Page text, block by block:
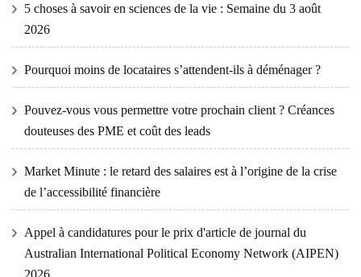
5 choses à savoir en sciences de la vie : Semaine du 3 août
2026
Pourquoi moins de locataires s’attendent-ils à déménager ?
Pouvez-vous vous permettre votre prochain client ? Créances
douteuses des PME et coût des leads
Market Minute : le retard des salaires est à l’origine de la crise
de l’accessibilité financière
Appel à candidatures pour le prix d'article de journal du
Australian International Political Economy Network (AIPEN)
2026